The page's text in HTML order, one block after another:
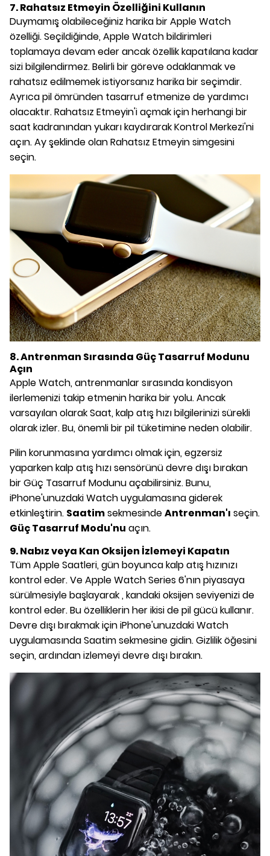
7. Rahatsız Etmeyin Özelliğini Kullanın
Duymamış olabileceğiniz harika bir Apple Watch
özelliği. Seçildiğinde, Apple Watch bildirimleri
toplamaya devam eder ancak özellik kapatılana kadar
sizi bilgilendirmez. Belirli bir göreve odaklanmak ve
rahatsız edilmemek istiyorsanız harika bir seçimdir.
Ayrıca pil ömründen tasarruf etmenize de yardımcı
olacaktır. Rahatsız Etmeyin'i açmak için herhangi bir
saat kadranından yukarı kaydırarak Kontrol Merkezi'ni
açın. Ay şeklinde olan Rahatsız Etmeyin simgesini
seçin.
8. Antrenman Sırasında Güç Tasarruf Modunu
Açın
Apple Watch, antrenmanlar sırasında kondisyon
ilerlemenizi takip etmenin harika bir yolu. Ancak
varsayılan olarak Saat, kalp atış hızı bilgilerinizi sürekli
olarak izler. Bu, önemli bir pil tüketimine neden olabilir.
Pilin korunmasına yardımcı olmak için, egzersiz
yaparken kalp atış hızı sensörünü devre dışı bırakan
bir Güç Tasarruf Modunu açabilirsiniz. Bunu,
iPhone'unuzdaki Watch uygulamasına giderek
etkinleştirin. SaatimsekmesindeAntrenman'ı seçin.
Güç Tasarruf Modu'nu açın.
9. Nabız veya Kan Oksijen İzlemeyi Kapatın
Tüm Apple Saatleri, gün boyunca kalp atış hızınızı
kontrol eder. Ve Apple Watch Series 6'nın piyasaya
sürülmesiyle başlayarak , kandaki oksijen seviyenizi de
kontrol eder. Bu özelliklerin her ikisi de pil gücü kullanır.
Devre dışı bırakmak için iPhone'unuzdaki Watch
uygulamasında Saatim sekmesine gidin. Gizlilik öğesini
seçin, ardından izlemeyi devre dışı bırakın.